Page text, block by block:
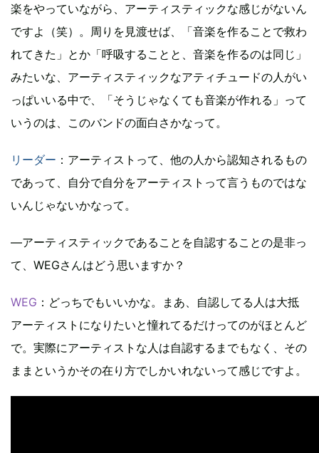
楽をやっていながら、アーティスティックな感じがないん
ですよ（笑）。周りを見渡せば、「音楽を作ることで救わ
れてきた」とか「呼吸することと、音楽を作るのは同じ」
みたいな、アーティスティックなアティチュードの人がい
っぱいいる中で、「そうじゃなくても音楽が作れる」って
いうのは、このバンドの面白さかなって。
リーダー ：アーティストって、他の人から認知されるもの
であって、自分で自分をアーティストって言うものではな
いんじゃないかなって。
―アーティスティックであることを自認することの是非っ
て、WEGさんはどう思いますか？
WEG ：どっちでもいいかな。まあ、自認してる人は大抵
アーティストになりたいと憧れてるだけってのがほとんど
で。実際にアーティストな人は自認するまでもなく、その
ままというかその在り方でしかいれないって感じですよ。